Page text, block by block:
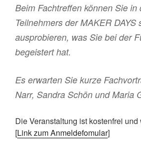
Beim Fachtreffen können Sie
Teilnehmers der MAKER
ausprobieren, was Sie bei der
begeistert hat.
Es erwarten Sie kurze
Narr, Sandra Schön und Maria
Die Veranstaltung ist kostenfrei
[Link zum Anmeldefomular]